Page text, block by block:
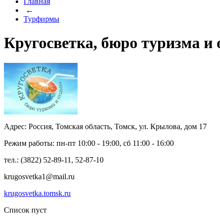
←
Турфирмы
Кругосветка, бюро туризма и
Адрес: Россия, Томская область, Томск, ул. Крылова, дом 17
Режим работы: пн-пт 10:00 - 19:00, сб 11:00 - 16:00
тел.: (3822) 52-89-11, 52-87-10
krugosvetka1@mail.ru
krugosvetka.tomsk.ru
Список пуст